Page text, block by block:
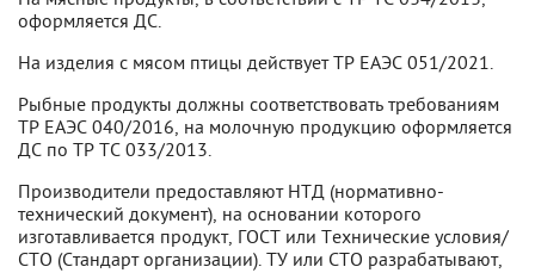
оформляется ДС.
На изделия с мясом птицы действует ТР ЕАЭС 051/2021.
Рыбные продукты должны соответствовать требованиям
ТР ЕАЭС 040/2016, на молочную продукцию оформляется
ДС по ТР ТС 033/2013.
Производители предоставляют НТД (нормативно-
технический документ), на основании которого
изготавливается продукт, ГОСТ или Технические условия/
СТО (Стандарт организации). ТУ или СТО разрабатывают,